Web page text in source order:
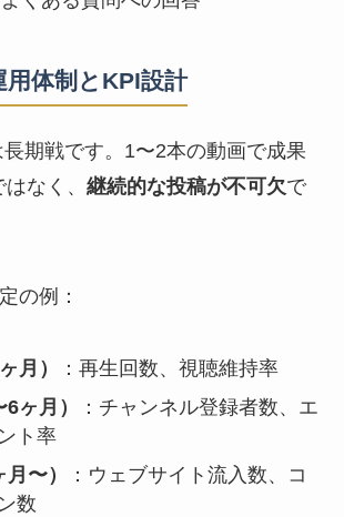
用体制とKPI設計
期戦です。1〜2本の動画で成果
なく、 継続的な投稿が不可欠で
の例：
月）
：再生回数、視聴維持率
ヶ月）
：チャンネル登録者数、エ
ト率
〜）
：ウェブサイト流入数、コ
数